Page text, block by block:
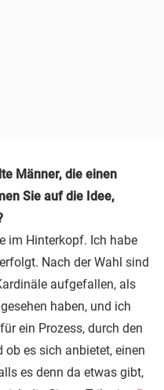
Männer, die einen
Sie auf die Idee,
im Hinterkopf. Ich habe
Nach der Wahl sind
aufgefallen, als
haben, und ich
ein Prozess, durch den
ob es sich anbietet, einen
es denn da etwas gibt,